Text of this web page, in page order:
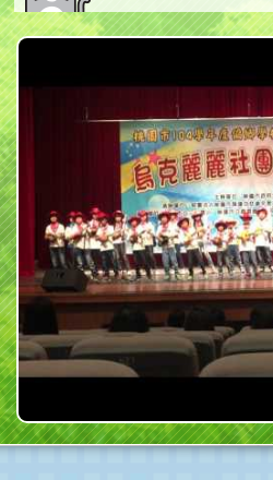
桃園市大坡國小參